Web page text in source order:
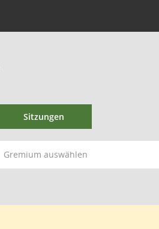
Sitzungen
Gremium auswählen